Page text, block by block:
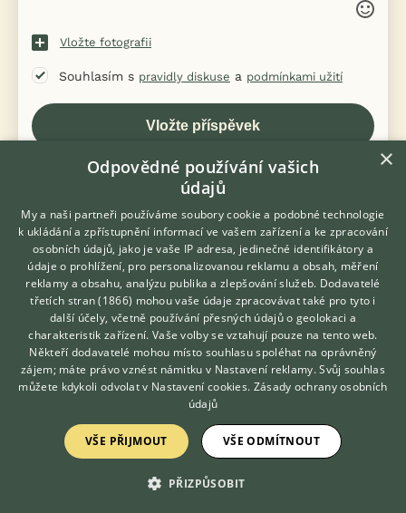
Vložte fotografii
Souhlasím s pravidly diskuse a podmínkami užití
« Zpět na výpis diskusních vláken
KONTAKT DO REDAKCE WEBU
redakce@ifauna.cz
nonstop
INZERCE
ČLÁNKY
Hledáte zvířecího kamaráda?
Zdarma vám poradí
VETERINÁŘ ONLINE
KONZULTOVAT S
VETERINÁŘEM
×
Odpovědné používání vašich
údajů
My a naši partneři používáme soubory cookie a podobné technologie
k ukládání a zpřístupnění informací ve vašem zařízení a ke zpracování
osobních údajů, jako je vaše IP adresa, jedinečné identifikátory a
údaje o prohlížení, pro personalizovanou reklamu a obsah, měření
reklamy a obsahu, analýzu publika a zlepšování služeb. Dodavatelé
třetích stran (1866) mohou vaše údaje zpracovávat také pro tyto i
další účely, včetně používání přesných údajů o geolokaci a
charakteristik zařízení. Vaše volby se vztahují pouze na tento web.
Někteří dodavatelé mohou místo souhlasu spoléhat na oprávněný
zájem; máte právo vznést námitku v Nastavení reklamy. Svůj souhlas
můžete kdykoli odvolat v Nastavení cookies. Zásady ochrany osobních
údajů
VŠE PŘIJMOUT VŠE ODMÍTNOUT
PŘIZPŮSOBIT